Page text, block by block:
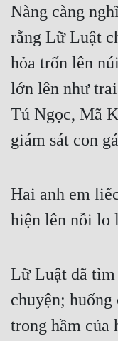
Cạnh Kỹ
Cổ Tiên Hiệp
Dã Sử
Dị Năng
Gia Đấu
Góc Nhìn Nữ
Huyền Huyễn
Huyền Nghi
Nàng càng
rằng Lữ Luật
hỏa trốn lên
lớn lên như
Tú Ngọc, Mã
giám sát con
Hai anh em
hiện lên nỗi lo
Lữ Luật đã tìm
chuyện;
trong hầm của